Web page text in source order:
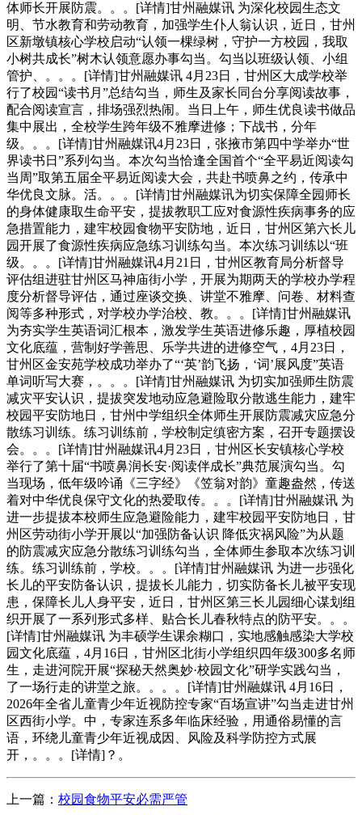
体师长开展防震。。。[详情]甘州融媒讯 为深化校园生态文
明、节水教育和劳动教育，加强学生仆人翁认识，近日，甘州
区新墩镇核心学校启动“认领一棵绿树，守护一方校园，我取
小树共成长”树木认领意愿办事勾当。勾当以班级认领、小组
管护、。。。[详情]甘州融媒讯 4月23日，甘州区大成学校举
行了校园“读书月”总结勾当，师生及家长同台分享阅读故事，
配合阅读宣言，排场强烈热闹。当日上午，师生优良读书做品
集中展出，全校学生跨年级不雅摩进修；下战书，分年
级。。。[详情]甘州融媒讯4月23日，张掖市第四中学举办“世
界读书日”系列勾当。本次勾当恰逢全国首个“全平易近阅读勾
当周”取第五届全平易近阅读大会，共赴书喷鼻之约，传承中
华优良文脉。活。。。[详情]甘州融媒讯为切实保障全园师长
的身体健康取生命平安，提拔教职工应对食源性疾病事务的应
急措置能力，建牢校园食物平安防地，近日，甘州区第六长儿
园开展了食源性疾病应急练习训练勾当。本次练习训练以“班
级。。。[详情]甘州融媒讯4月21日，甘州区教育局分析督导
评估组进驻甘州区马神庙街小学，开展为期两天的学校办学程
度分析督导评估，通过座谈交换、讲堂不雅摩、问卷、材料查
阅等多种形式，对学校办学治校、教。。。[详情]甘州融媒讯
为夯实学生英语词汇根本，激发学生英语进修乐趣，厚植校园
文化底蕴，营制好学善思、乐学共进的进修空气，4月23日，
甘州区金安苑学校成功举办了“‘英’韵飞扬，‘词’展风度”英语
单词听写大赛，。。。[详情]甘州融媒讯 为切实加强师生防震
减灾平安认识，提拔突发地动应急避险取分散逃生能力，建牢
校园平安防地日，甘州中学组织全体师生开展防震减灾应急分
散练习训练。练习训练前，学校制定缜密方案，召开专题摆设
会。。。[详情]甘州融媒讯4月23日，甘州区长安镇核心学校
举行了第十届“书喷鼻润长安·阅读伴成长”典范展演勾当。勾
当现场，低年级吟诵《三字经》《笠翁对韵》童趣盎然，传送
着对中华优良保守文化的热爱取传。。。[详情]甘州融媒讯 为
进一步提拔本校师生应急避险能力，建牢校园平安防地日，甘
州区劳动街小学开展以“加强防备认识 降低灾祸风险”为从题
的防震减灾应急分散练习训练勾当，全体师生参取本次练习训
练。练习训练前，学校。。。[详情]甘州融媒讯 为进一步强化
长儿的平安防备认识，提拔长儿能力，切实防备长儿被平安现
患，保障长儿人身平安，近日，甘州区第三长儿园细心谋划组
织开展了一系列形式多样、贴合长儿春秋特点的防平安。。。
[详情]甘州融媒讯 为丰硕学生课余糊口，实地感触感染大学校
园文化底蕴，4月16日，甘州区北街小学组织四年级300多名师
生，走进河院开展“探秘天然奥妙·校园文化”研学实践勾当，
了一场行走的讲堂之旅。。。。[详情]甘州融媒讯 4月16日，
2026年全省儿童青少年近视防控专家“百场宣讲”勾当走进甘州
区西街小学。中，专家连系多年临床经验，用通俗易懂的言
语，环绕儿童青少年近视成因、风险及科学防控方式展
开，。。。[详情]？。
上一篇： 校园食物平安必需严管